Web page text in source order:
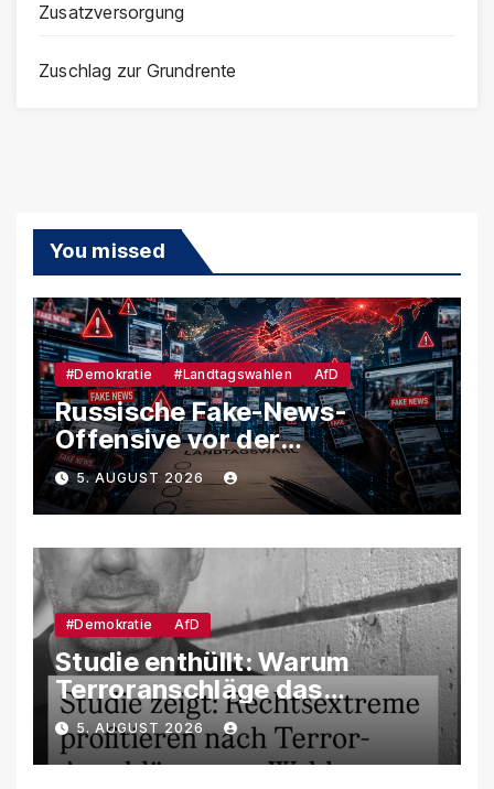
Zusatzversorgung
Zuschlag zur Grundrente
You missed
#Demokratie #Landtagswahlen AfD
Russische Fake-News-
Offensive vor der
Landtagswahl – So soll
unsere Demokratie
manipuliert werden
5. AUGUST 2026
#Demokratie AfD
Studie enthüllt: Warum
Terroranschläge das
Wahlverhalten verändern –
und weshalb die AfD davon
besonders profitiert
5. AUGUST 2026